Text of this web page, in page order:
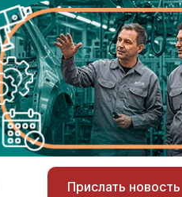
Прислать новость